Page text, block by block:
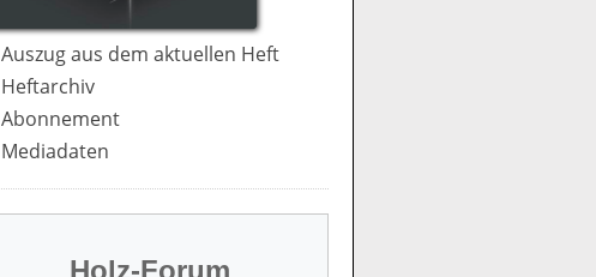
Auszug aus dem aktuellen Heft
Heftarchiv
Abonnement
Mediadaten